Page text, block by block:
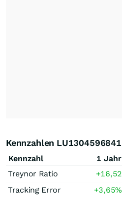
Kennzahlen LU1304596841
Kennzahl 1 Jahr
Treynor Ratio
+16,52
Tracking Error
+3,65%